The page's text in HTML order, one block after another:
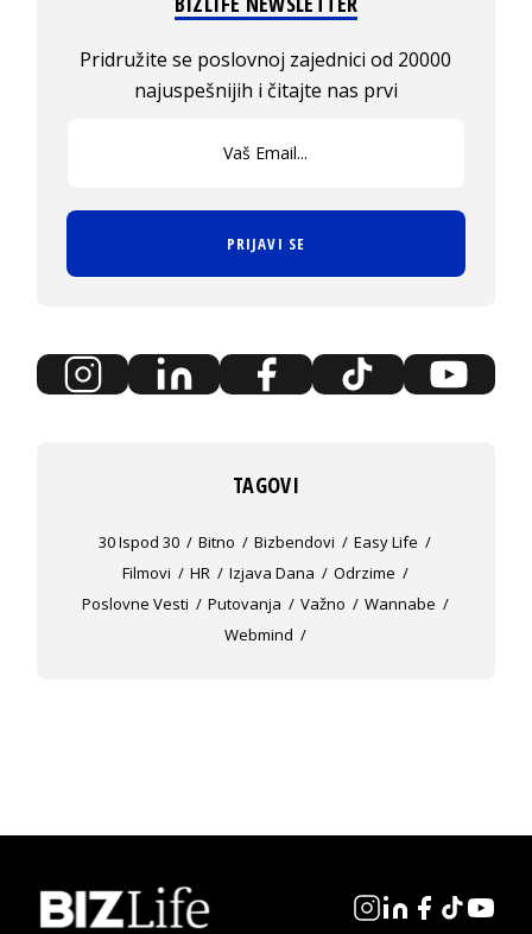
Pridružite se poslovnoj zajednici od 20000
najuspešnijih i čitajte nas prvi
PRIJAVI SE
TAGOVI
30 Ispod 30 Bitno Bizbendovi
Easy Life
Filmovi
HR Izjava Dana
Odrzime
Poslovne Vesti
Putovanja Važno
Wannabe
Webmind